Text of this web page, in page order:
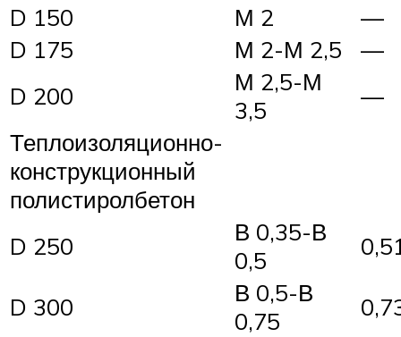
D 150
М 2
—
D 175
М 2-М 2,5
—
D 200
М 2,5-М
3,5
—
Теплоизоляционно-
конструкционный
полистиролбетон
D 250
В 0,35-В
0,5
D 300
В 0,5-В
0,75